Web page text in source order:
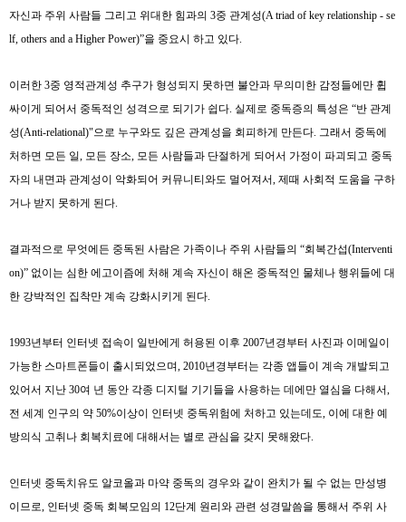
자신과 주위 사람들 그리고 위대한 힘과의 3중 관계성(A triad of key relationship - se
lf, others and a Higher Power)”을 중요시 하고 있다
이러한 3중 영적관계성 추구가 형성되지 못하면 불안과 무의미한 감정들에만 휩
싸이게 되어서 중독적인 성격으로 되기가 쉽다 실제로 중독증의 특성은 “반 관계
성(Anti-relational)"으로 누구와도 깊은 관계성을 회피하게 만든다 그래서 중독에
처하면 모든 일
모든 장소
모든 사람들과 단절하게 되어서 가정이 파괴되고 중독
자의 내면과 관계성이 악화되어 커뮤니티와도 멀어져서 제때 사회적 도움을 구하
거나 받지 못하게 된다
결과적으로 무엇에든 중독된 사람은 가족이나 주위 사람들의 “회복간섭(Interventi
on)” 없이는 심한 에고이즘에 처해 계속 자신이 해온 중독적인 물체나 행위들에 대
한 강박적인 집착만 계속 강화시키게 된다
1993년부터 인터넷 접속이 일반에게 허용된 이후 2007년경부터 사진과 이메일이
가능한 스마트폰들이 출시되었으며 , 2010년경부터는 각종 앱들이 계속 개발되고
있어서 지난 30여 년 동안 각종 디지털 기기들을 사용하는 데에만 열심을 다해서
전 세계 인구의 약 50%이상이 인터넷 중독위험에 처하고 있는데도
이에 대한 예
방의식 고취나 회복치료에 대해서는 별로 관심을 갖지 못해왔다
인터넷 중독치유도 알코올과 마약 중독의 경우와 같이 완치가 될 수 없는 만성병
이므로
인터넷 중독 회복모임의 12단계 원리와 관련 성경말씀을 통해서 주위 사